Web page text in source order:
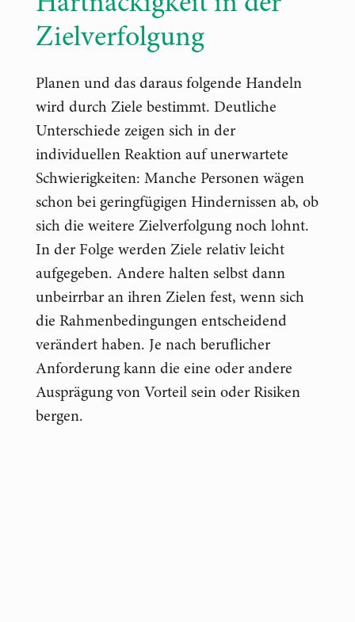
Ziel­ver­fol­gung
Planen und das daraus folgende Handeln
wird durch Ziele bestimmt. Deutliche
Unterschiede zeigen sich in der
individuellen Reaktion auf unerwartete
Schwierigkeiten: Manche Personen wägen
schon bei geringfügigen Hindernissen ab, ob
sich die weitere Zielverfolgung noch lohnt.
In der Folge werden Ziele relativ leicht
aufgegeben. Andere halten selbst dann
unbeirrbar an ihren Zielen fest, wenn sich
die Rahmenbedingungen entscheidend
verändert haben. Je nach beruflicher
Anforderung kann die eine oder andere
Ausprägung von Vorteil sein oder Risiken
bergen.